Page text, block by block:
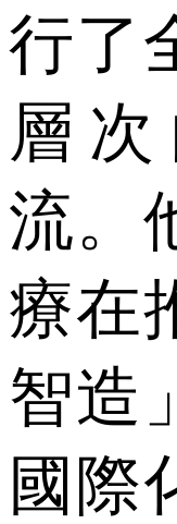
行了
層
流。
療在
智造
國際